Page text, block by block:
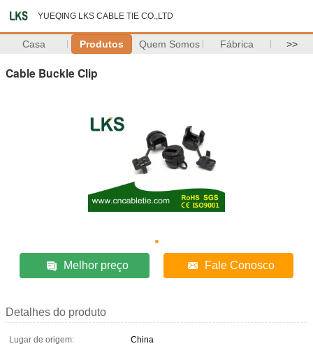
YUEQING LKS CABLE TIE CO.,LTD
Casa Produtos Quem Somos Fábrica >>
Cable Buckle Clip
Melhor preço Fale Conosco
Detalhes do produto
Lugar de origem:
China